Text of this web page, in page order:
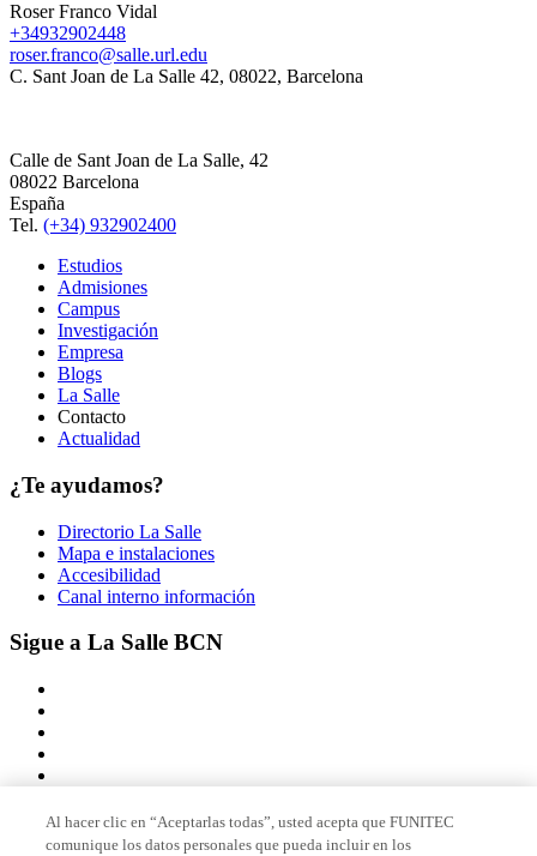
Roser Franco Vidal
+34932902448
roser.franco@salle.url.edu
C. Sant Joan de La Salle 42, 08022, Barcelona
Calle de Sant Joan de La Salle, 42
08022 Barcelona
España
Tel. (+34) 932902400
Estudios
Admisiones
Campus
Investigación
Empresa
Blogs
La Salle
Contacto
Actualidad
¿Te ayudamos?
Directorio La Salle
Mapa e instalaciones
Accesibilidad
Canal interno información
Sigue a La Salle BCN
Al hacer clic en “Aceptarlas todas”, usted acepta que FUNITEC
comunique los datos personales que pueda incluir en los